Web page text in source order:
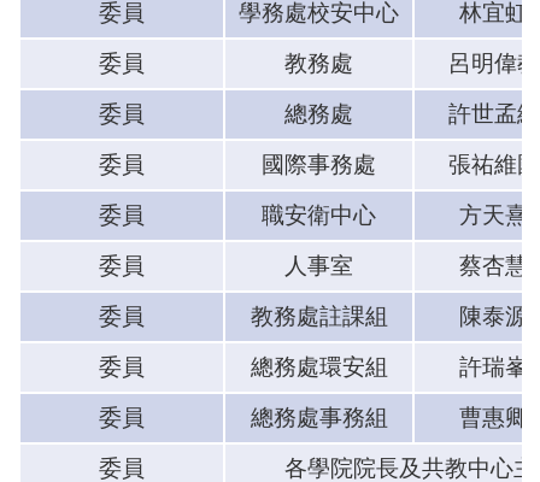
委員
學務處校安中心
林宜虹
委員
教務處
呂明偉
委員
總務處
許世孟
委員
國際事務處
張祐維
委員
職安衛中心
方天熹
委員
人事室
蔡杏慧
委員
教務處註課組
陳泰源
委員
總務處環安組
許瑞峯
委員
總務處事務組
曹惠卿
委員
各學院院長及共教中心